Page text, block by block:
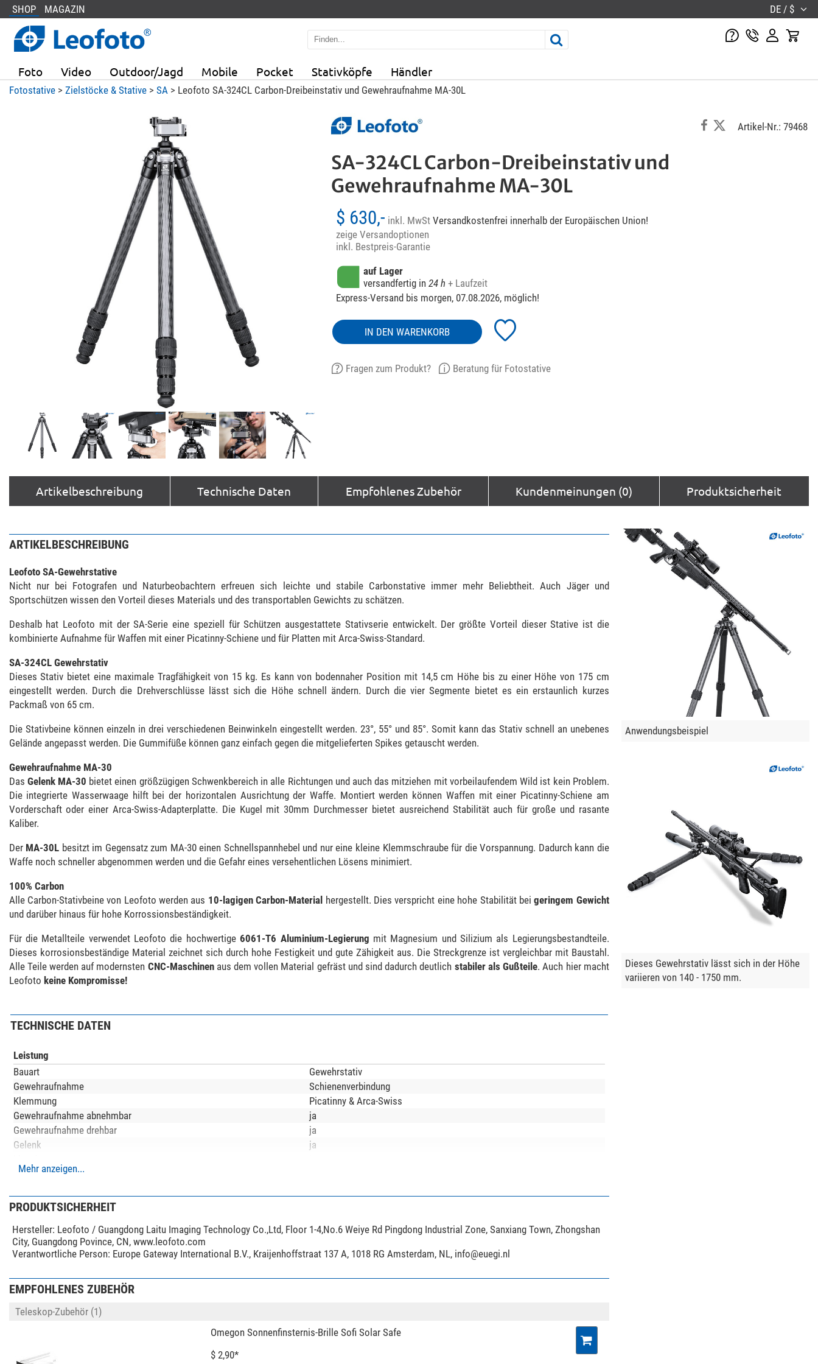
SHOP MAGAZIN DE / $
Foto Video Outdoor/Jagd Mobile Pocket Stativköpfe Händler
Fotostative> Zielstöcke & Stative> SA > Leofoto SA-324CL Carbon-Dreibeinstativ und Gewehraufnahme MA-30L
Artikel-Nr.: 79468
SA-324CL Carbon-Dreibeinstativ und
Gewehraufnahme MA-30L
$ 630,- inkl. MwStVersandkostenfrei innerhalb der Europäischen Union!
zeige Versandoptionen
inkl. Bestpreis-Garantie
auf Lager
versandfertig in 24 h + Laufzeit
Express-Versand bis morgen, 07.08.2026, möglich!
IN DEN WARENKORB
Fragen zum Produkt? Beratung für Fotostative
Artikelbeschreibung Technische Daten Empfohlenes Zubehör Kundenmeinungen (0) Produktsicherheit
ARTIKELBESCHREIBUNG
Leofoto SA-Gewehrstative
Nicht nur bei Fotografen und Naturbeobachtern erfreuen sich leichte und stabile Carbonstative immer mehr Beliebtheit. Auch Jäger und
Sportschützen wissen den Vorteil dieses Materials und des transportablen Gewichts zu schätzen.
Deshalb hat Leofoto mit der SA-Serie eine speziell für Schützen ausgestattete Stativserie entwickelt. Der größte Vorteil dieser Stative ist die
kombinierte Aufnahme für Waffen mit einer Picatinny-Schiene und für Platten mit Arca-Swiss-Standard.
SA-324CL Gewehrstativ
Dieses Stativ bietet eine maximale Tragfähigkeit von 15 kg. Es kann von bodennaher Position mit 14,5 cm Höhe bis zu einer Höhe von 175 cm
eingestellt werden. Durch die Drehverschlüsse lässt sich die Höhe schnell ändern. Durch die vier Segmente bietet es ein erstaunlich kurzes
Packmaß von 65 cm.
Die Stativbeine können einzeln in drei verschiedenen Beinwinkeln eingestellt werden. 23°, 55° und 85°. Somit kann das Stativ schnell an unebenes
Gelände angepasst werden. Die Gummifüße können ganz einfach gegen die mitgelieferten Spikes getauscht werden.
Gewehraufnahme MA-30
Das Gelenk MA-30 bietet einen größzügigen Schwenkbereich in alle Richtungen und auch das mitziehen mit vorbeilaufendem Wild ist kein Problem.
Die integrierte Wasserwaage hilft bei der horizontalen Ausrichtung der Waffe. Montiert werden können Waffen mit einer Picatinny-Schiene am
Vorderschaft oder einer Arca-Swiss-Adapterplatte. Die Kugel mit 30mm Durchmesser bietet ausreichend Stabilität auch für große und rasante
Kaliber.
Der MA-30L besitzt im Gegensatz zum MA-30 einen Schnellspannhebel und nur eine kleine Klemmschraube für die Vorspannung. Dadurch kann die
Waffe noch schneller abgenommen werden und die Gefahr eines versehentlichen Lösens minimiert.
100% Carbon
Alle Carbon-Stativbeine von Leofoto werden aus 10-lagigen Carbon-Material hergestellt. Dies verspricht eine hohe Stabilität beigeringem Gewicht
und darüber hinaus für hohe Korrossionsbeständigkeit.
Für die Metallteile verwendet Leofoto die hochwertige6061-T6 Aluminium-Legierung mit Magnesium und Silizium als Legierungsbestandteile.
Dieses korrosionsbeständige Material zeichnet sich durch hohe Festigkeit und gute Zähigkeit aus. Die Streckgrenze ist vergleichbar mit Baustahl.
Alle Teile werden auf modernsten CNC-Maschinenaus dem vollen Material gefräst und sind dadurch deutlich stabiler als Gußteile. Auch hier macht
Leofoto keine Kompromisse!
TECHNISCHE DATEN
Leistung
Bauart
Gewehrstativ
Gewehraufnahme
Schienenverbindung
Klemmung
Picatinny & Arca-Swiss
Gewehraufnahme abnehmbar
ja
Gewehraufnahme drehbar
ja
Gelenk
ja
max. Auszugshöhe (cm)
Packmaß (cm)
Schwenkbereich (°)
360
Stativbeinauszug (-fach)
Drehverschluss
Stativfuß
Gummifuß mit Spikes (austauschbar)
Tragfähigkeit (kg)
zusätzliche Trageriemenöse
Mehr anzeigen...
PRODUKTSICHERHEIT
Hersteller: Leofoto / Guangdong Laitu Imaging Technology Co.,Ltd, Floor 1-4,No.6 Weiye Rd Pingdong Industrial Zone, Sanxiang Town, Zhongshan
City, Guangdong Povince, CN, www.leofoto.com
Verantwortliche Person: Europe Gateway International B.V., Kraijenhoffstraat 137 A, 1018 RG Amsterdam, NL, info@euegi.nl
EMPFOHLENES ZUBEHÖR
Teleskop-Zubehör (1)
Omegon Sonnenfinsternis-Brille Sofi Solar Safe
$ 2,90*
Anwendungsbeispiel
Dieses Gewehrstativ lässt sich in der Höhe
variieren von 140 - 1750 mm.